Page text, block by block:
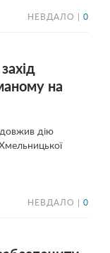
НЕВДАЛО | 0
на
дію
НЕВДАЛО | 0